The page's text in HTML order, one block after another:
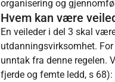
organisering og
Hvem kan være
En veileder i del 3 skal
utdanningsvirksomhet.
unntak fra denne regelen.
fjerde og femte ledd, s 68):